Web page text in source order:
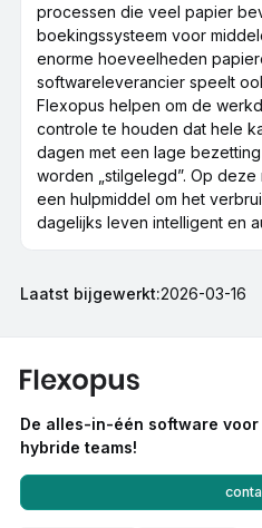
processen die veel papier
boekingssysteem voor
enorme hoeveelheden
softwareleverancier speelt
Flexopus helpen om de
controle te houden dat hele
dagen met een lage
worden „stilgelegd”. Op
een hulpmiddel om het
dagelijks leven intelligent en
Laatst bijgewerkt:2026-03-16
De alles-in-één software
hybride teams!